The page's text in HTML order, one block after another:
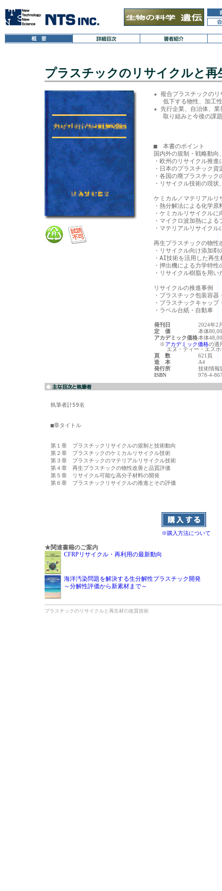
プラスチックのリサイクルと再
★ 複合プラスチックの
低下する物性、加工
★ 先行企業、自治体、業
取り組みと今後の課
■　本書のポイント
国内外の規制・戦略動
・欧州のリサイクル推
・日本のプラスチック
・各国の廃プラスチック
・リサイクル技術の現
ケミカル／マテリアルリ
・熱分解法による化学原
・ケミカルリサイクルに
・マイクロ波加熱によ
・マテリアルリサイク
再生プラスチックの物性
・リサイクル向け添加
・AI技術を活用した再
・押出機による力学特性
・リサイクル樹脂を用
リサイクルの推進事例
・プラスチック包装容
・プラスチックキャップ
発刊日
2024年2
定 価
本体
アカデミック価格本体
※アカデミック価格の適
エヌ・ティー・エスホ
頁 数
621頁
造 本
A4
発行所
技術情報
ISBN
978-4-
執筆者計59名
■章タイトル
第１章　プラスチックリサイクルの規制と技術動向
第２章　プラスチックのケミカルリサイクル技術
第３章　プラスチックのマテリアルリサイクル技術
第４章　再生プラスチックの物性改善と品質評価
第５章　リサイクル可能な高分子材料の開発
第６章　プラスチックリサイクルの推進とその評価
※購入方法について
★関連書籍のご案内
CFRPリサイクル・再利用の最新動向
海洋汚染問題を解決する生分解性プラスチック開発
～分解性評価から新素材まで～
プラスチックのリサイクルと再生材の改質技術